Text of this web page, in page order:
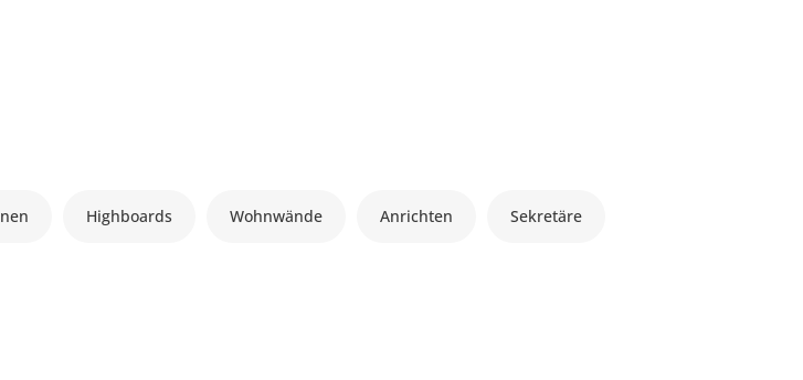
Highboards Wohnwände Anrichten Sekretäre